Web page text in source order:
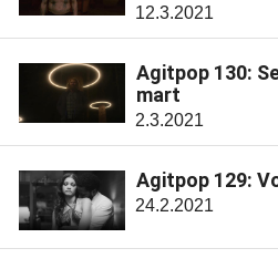
12.3.2021
Agitpop 130:
mart
2.3.2021
Agitpop 129:
24.2.2021